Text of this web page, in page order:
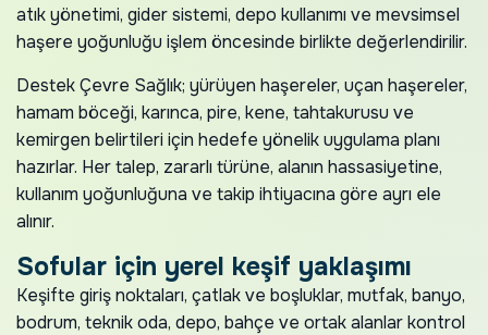
atık yönetimi, gider sistemi, depo kullanımı ve mevsimsel
haşere yoğunluğu işlem öncesinde birlikte değerlendirilir.
Destek Çevre Sağlık; yürüyen haşereler, uçan haşereler,
hamam böceği, karınca, pire, kene, tahtakurusu ve
kemirgen belirtileri için hedefe yönelik uygulama planı
hazırlar. Her talep, zararlı türüne, alanın hassasiyetine,
kullanım yoğunluğuna ve takip ihtiyacına göre ayrı ele
alınır.
Sofular için yerel keşif yaklaşımı
Keşifte giriş noktaları, çatlak ve boşluklar, mutfak, banyo,
bodrum, teknik oda, depo, bahçe ve ortak alanlar kontrol